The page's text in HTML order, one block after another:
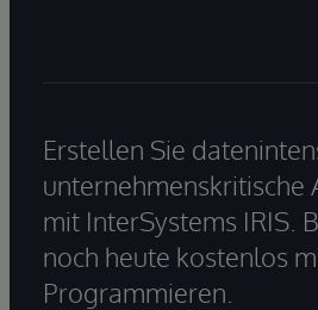
Erstellen Sie
unternehmenskritische
mit InterSystems IRIS.
noch heute kostenlos
Programmieren.